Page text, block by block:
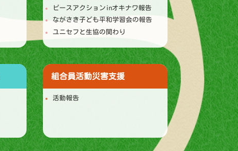
ピースアクションinオキナワ報告
ながさき子ども平和学習会の報告
ユニセフと生協の関わり
組合員活動災害支援
活動報告